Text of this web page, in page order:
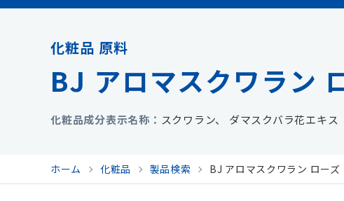
化粧品 原料
BJ アロマスクワラン
化粧品成分表示名称 スクワラン、 ダマスクバラ花エキス
ホーム 化粧品 製品検索 BJ アロマスクワラン ローズ